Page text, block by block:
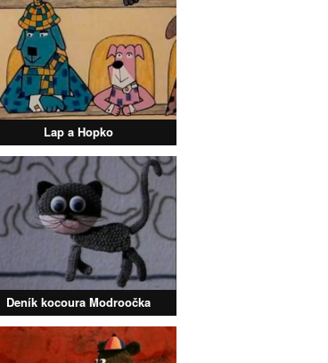
Lap a Hopko
Deník kocoura Modroočka